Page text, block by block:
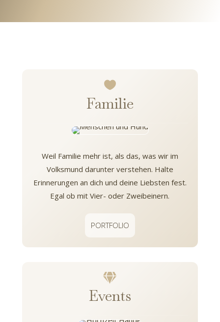

Familie
Weil Familie mehr ist, als das, was wir im
Volksmund darunter verstehen. Halte
Erinnerungen an dich und deine Liebsten fest.
Egal ob mit Vier- oder Zweibeinern.
PORTFOLIO

Events